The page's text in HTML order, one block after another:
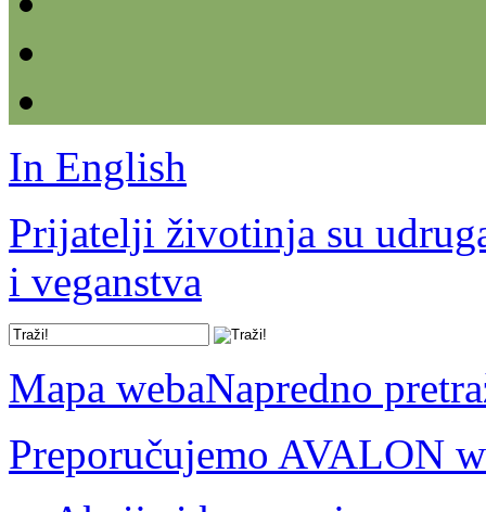
In English
Prijatelji životinja su
i veganstva
Mapa webaNapredno
Preporučujemo AVALON